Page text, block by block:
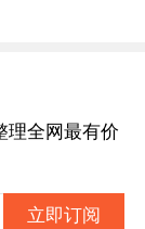
理全网最有价
立即订阅